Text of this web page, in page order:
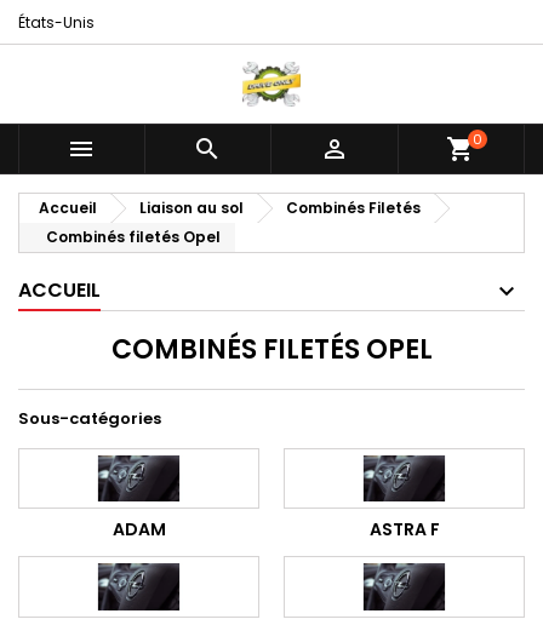
États-Unis
   shopping_cart0
Accueil Liaison au sol
Combinés Filetés
Combinés filetés Opel
ACCUEIL
COMBINÉS FILETÉS OPEL
Sous-catégories
ADAM ASTRA F